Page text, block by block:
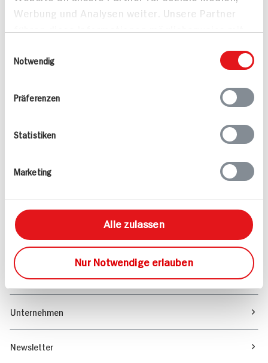
Werbung und Analysen weiter. Unsere Partner
bereitgestellt haben oder die sie im Rahmen
Notwendig
Präferenzen
Statistiken
Marketing
Alle zulassen
Nur Notwendige erlauben
(0228) 42967 0
Folgen Sie uns auf TikTok
Angebote & Coupons
Rezepte
Sortiment
Marktfinder
Unser Magazin
Verantwortung & Nachhaltigkeit
Unternehmen
Newsletter